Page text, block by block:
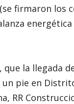
firmaron los
que la llegada
pie en
RR